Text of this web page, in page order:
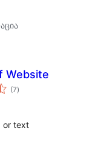
Website
(7საერთო
რეიტინგი
)
or text